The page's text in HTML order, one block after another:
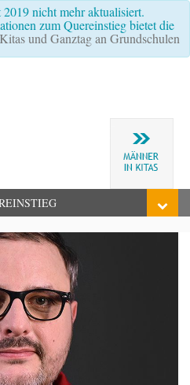
nicht mehr aktualisiert.
zum Quereinstieg bietet die
und Ganztag an Grundschulen